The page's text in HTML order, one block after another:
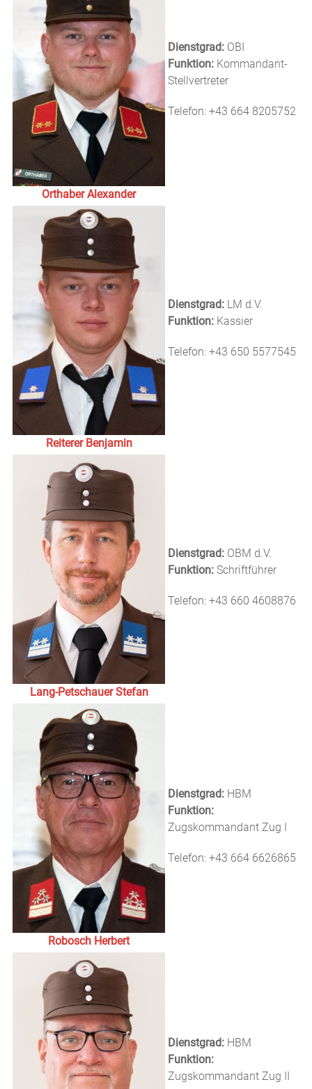
Orthaber Alexander
Dienstgrad: OBI
Funktion: Kommandant-
Stellvertreter
Telefon: +43 664 8205752
Reiterer Benjamin
Dienstgrad: LM d.V.
Funktion: Kassier
Telefon: +43 650 5577545
Lang-Petschauer Stefan
Dienstgrad: OBM d.V.
Funktion: Schriftführer
Telefon: +43 660 4608876
Robosch Herbert
Dienstgrad: HBM
Funktion:
Zugskommandant Zug I
Telefon: +43 664 6626865
Dienstgrad: HBM
Funktion:
Zugskommandant Zug II